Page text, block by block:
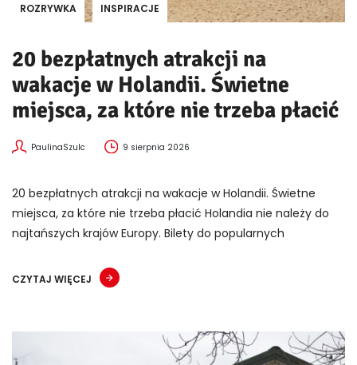
ROZRYWKA INSPIRACJE
20 bezpłatnych atrakcji na
wakacje w Holandii. Świetne
miejsca, za które nie trzeba płacić
PaulinaSzulc 9 sierpnia 2026
20 bezpłatnych atrakcji na wakacje w Holandii. Świetne
miejsca, za które nie trzeba płacić Holandia nie należy do
najtańszych krajów Europy. Bilety do popularnych
CZYTAJ WIĘCEJ